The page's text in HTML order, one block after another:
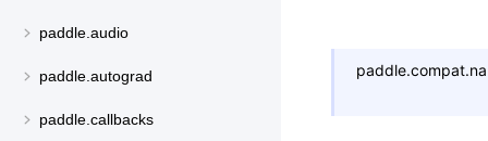
paddle.audio
paddle.autograd
paddle.callbacks
paddle.compat.